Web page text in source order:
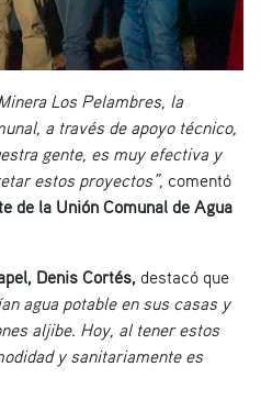
Los Pelambres, la
a través de apoyo técnico,
gente, es muy efectiva y
estos proyectos”, comentó
de la Unión Comunal de Agua
Denis Cortés, destacó que
agua potable en sus casas y
aljibe. Hoy, al tener estos
y sanitariamente es